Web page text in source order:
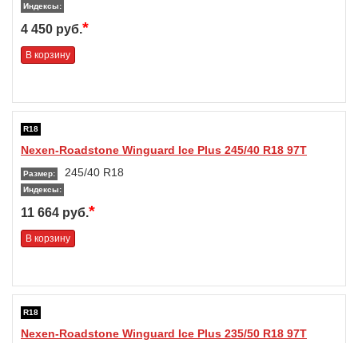
Индексы:
4 450 руб.*
В корзину
R18
Nexen-Roadstone Winguard Ice Plus 245/40 R18 97T
Размер: 245/40 R18
Индексы:
11 664 руб.*
В корзину
R18
Nexen-Roadstone Winguard Ice Plus 235/50 R18 97T